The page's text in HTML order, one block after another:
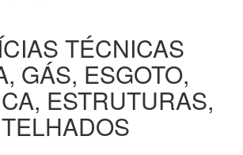
TÉCNICAS
GÁS, ESGOTO,
ESTRUTURAS,
TELHADOS